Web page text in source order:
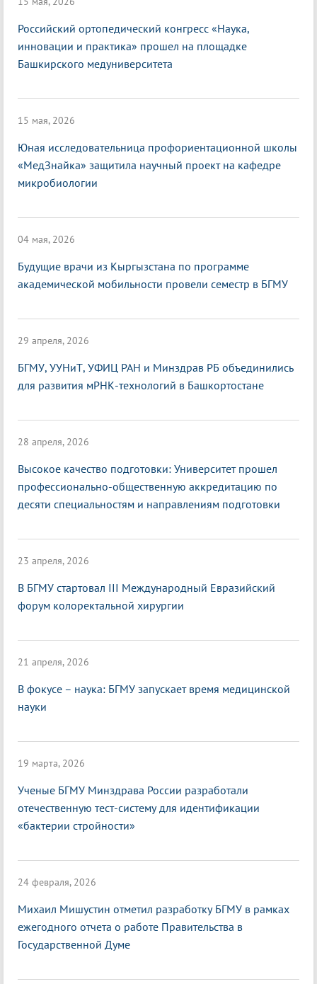
Российский ортопедический конгресс «Наука,
инновации и практика» прошел на площадке
Башкирского медуниверситета
15 мая, 2026
Юная исследовательница профориентационной школы
«МедЗнайка» защитила научный проект на кафедре
микробиологии
04 мая, 2026
Будущие врачи из Кыргызстана по программе
академической мобильности провели семестр в БГМУ
29 апреля, 2026
БГМУ, УУНиТ, УФИЦ РАН и Минздрав РБ объединились
для развития мРНК-технологий в Башкортостане
28 апреля, 2026
Высокое качество подготовки: Университет прошел
профессионально-общественную аккредитацию по
десяти специальностям и направлениям подготовки
23 апреля, 2026
В БГМУ стартовал III Международный Евразийский
форум колоректальной хирургии
21 апреля, 2026
В фокусе – наука: БГМУ запускает время медицинской
науки
19 марта, 2026
Ученые БГМУ Минздрава России разработали
отечественную тест-систему для идентификации
«бактерии стройности»
24 февраля, 2026
Михаил Мишустин отметил разработку БГМУ в рамках
ежегодного отчета о работе Правительства в
Государственной Думе